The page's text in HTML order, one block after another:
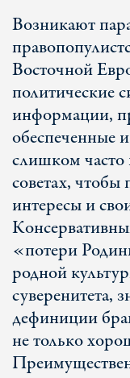
Возникают
Восточной
политические
информации,
обеспеченные
слишком
советах, чтобы
интересы и
«потери
родной
суверенитета,
дефиниции
не только